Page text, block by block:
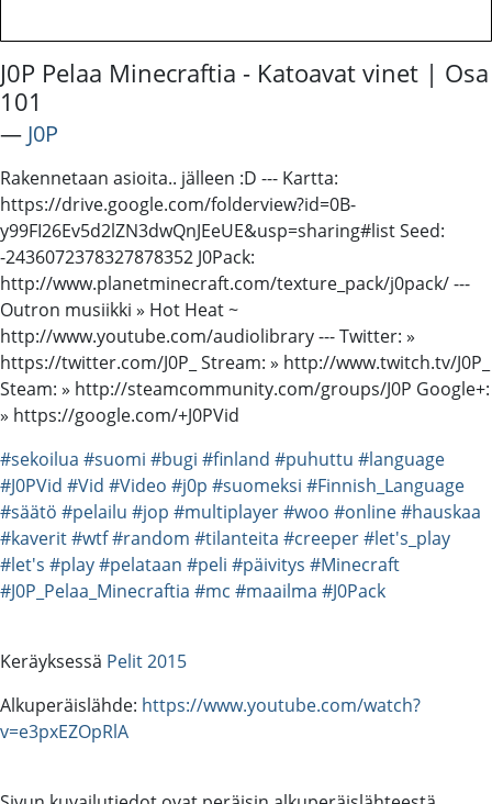
J0P Pelaa Minecraftia - Katoavat vinet | Osa
101
― J0P
Rakennetaan asioita.. jälleen :D --- Kartta:
https://drive.google.com/folderview?id=0B-
y99FI26Ev5d2lZN3dwQnJEeUE&usp=sharing#list Seed:
-2436072378327878352 J0Pack:
http://www.planetminecraft.com/texture_pack/j0pack/ ---
Outron musiikki » Hot Heat ~
http://www.youtube.com/audiolibrary --- Twitter: »
https://twitter.com/J0P_ Stream: » http://www.twitch.tv/J0P_
Steam: » http://steamcommunity.com/groups/J0P Google+:
» https://google.com/+J0PVid
#sekoilua #suomi #bugi #finland #puhuttu #language
#J0PVid #Vid #Video #j0p #suomeksi #Finnish_Language
#säätö #pelailu #jop #multiplayer#woo #online#hauskaa
#kaverit#wtf#random #tilanteita #creeper#let's_play
#let's #play#pelataan #peli #päivitys #Minecraft
#J0P_Pelaa_Minecraftia #mc #maailma #J0Pack
Keräyksessä Pelit 2015
Alkuperäislähde: https://www.youtube.com/watch?
v=e3pxEZOpRlA